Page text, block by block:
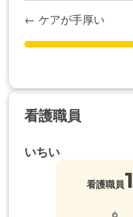
← ケアが手厚い
看護職員
いちい
看護職員1